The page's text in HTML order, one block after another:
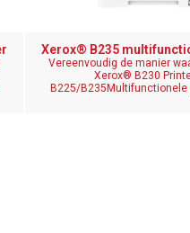
Xerox® B235
Vereenvoudig de manier
Xerox® B230
B225/B235Multifunctionele